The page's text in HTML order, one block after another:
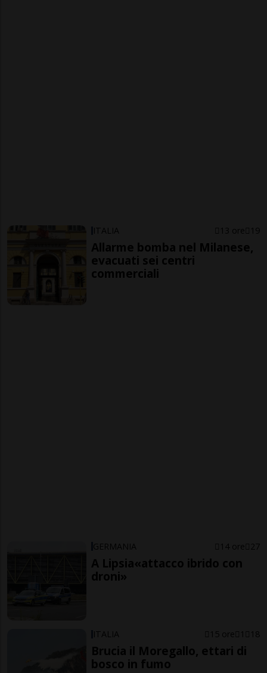
ITALIA 13 ore 19
Allarme bomba nel Milanese,
evacuati sei centri
commerciali
GERMANIA 14 ore 27
A Lipsia«attacco ibrido con
droni»
ITALIA 15 ore 1 18
Brucia il Moregallo, ettari di
bosco in fumo